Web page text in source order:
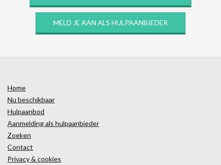
MELD JE AAN ALS HULPAANBIEDER
Home
Nu beschikbaar
Hulpaanbod
Aanmelding als hulpaanbieder
Zoeken
Contact
Privacy & cookies